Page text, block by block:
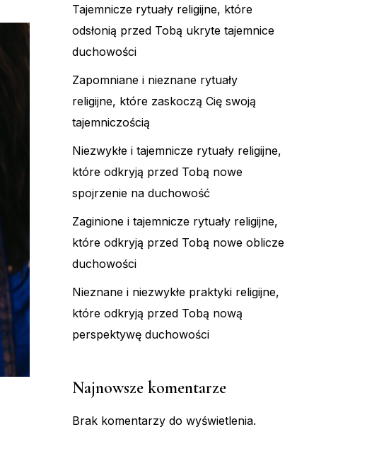
Tajemnicze rytuały religijne, które
odsłonią przed Tobą ukryte tajemnice
duchowości
Zapomniane i nieznane rytuały
religijne, które zaskoczą Cię swoją
tajemniczością
Niezwykłe i tajemnicze rytuały religijne,
które odkryją przed Tobą nowe
spojrzenie na duchowość
Zaginione i tajemnicze rytuały religijne,
które odkryją przed Tobą nowe oblicze
duchowości
Nieznane i niezwykłe praktyki religijne,
które odkryją przed Tobą nową
perspektywę duchowości
Najnowsze komentarze
Brak komentarzy do wyświetlenia.